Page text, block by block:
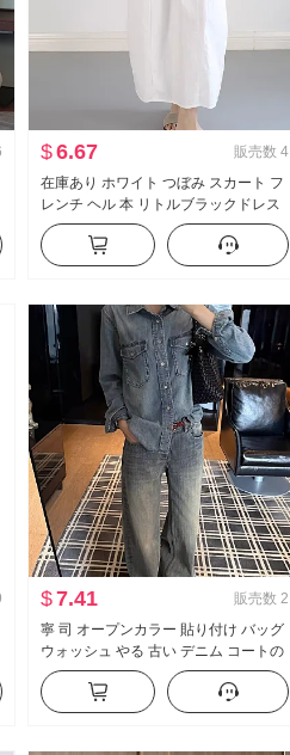
$6.67 販売数 4
在庫あり ホワイト つぼみ スカート フ
レンチ ヘル 本 リトルブラックドレス
ミドル丈 傘 スカート ハイウエスト ス
リム効果 スカート 夏 女性
$7.41 販売数 2
寧 司 オープンカラー 貼り付け バッグ
ウォッシュ やる 古い デニム コートの
女性 秋 カジュアル 風 ルーズフィット
スリム効果 万能 トップス